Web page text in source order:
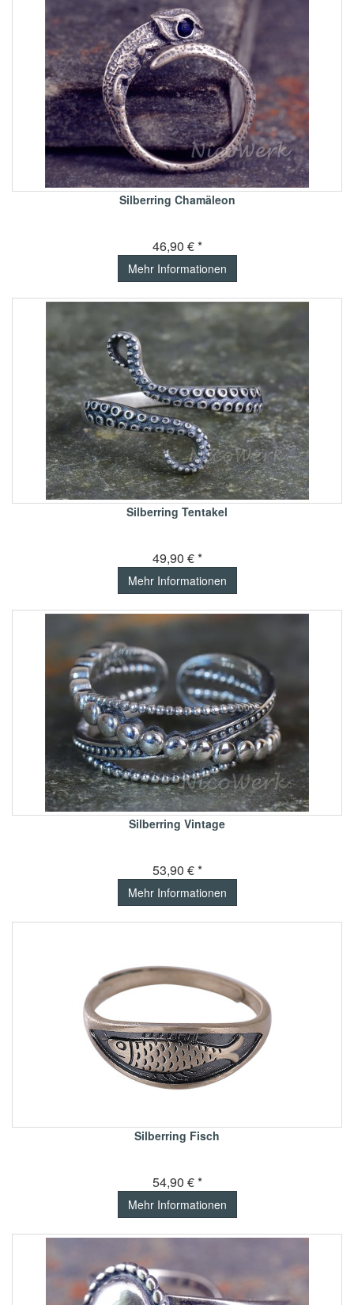
Silberring Chamäleon
46,90 € *
Mehr Informationen
Silberring Tentakel
49,90 € *
Mehr Informationen
Silberring Vintage
53,90 € *
Mehr Informationen
Silberring Fisch
54,90 € *
Mehr Informationen